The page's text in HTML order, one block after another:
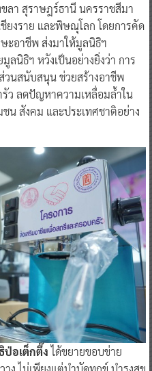
ลา สุราษฎร์ธานี นครราชสีมา
ยงราย และพิษณุโลก โดยการคัด
ะอาชีพ ส่งมาให้มูลนิธิฯ
นิธิฯ หวังเป็นอย่างยิ่งว่า การ
วนสนับสนุน ช่วยสร้างอาชีพ
รัว ลดปัญหาความเหลื่อมล้ำใน
น สังคม และประเทศชาติอย่าง
ป่อเต็กตึ๊งได้ขยายขอบข่าย